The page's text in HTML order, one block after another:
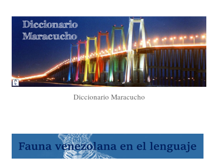
Diccionario Maracucho